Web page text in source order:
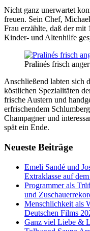
Nicht ganz unerwartet
freuen. Sein Chef,
Frau erzählte, daß der mit
Kinder- und Altenhilfe
Pralinés frisch
Anschließend labten sich
köstlichen Spezialitäten
frische Austern und
erfrischendem
Champagner und
spät ein Ende.
Neueste Beiträge
Emeli Sandé und
Extraklasse auf
Programmer als
und
Menschlichkeit als
Deutschen Films
Ganz viel Liebe &